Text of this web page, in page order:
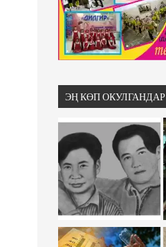
ЭҢ КӨП ОКУЛГАНДАР